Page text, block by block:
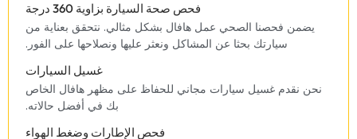
‏فحص صحة السيارة بزاوية 360 درجة‏
‏يضمن فحصنا الصحي عمل هافال بشكل مثالي. نتحقق بعناية من
سيارتك بحثا عن المشاكل ونعثر عليها ونصلاحها على الفور.‏
‏غسيل السيارات‏
‏نحن نقدم غسيل سيارات مجاني للحفاظ على مظهر هافال الخاص
بك في أفضل حالاته.‏
‏فحص الإطارات وضغط الهواء‏